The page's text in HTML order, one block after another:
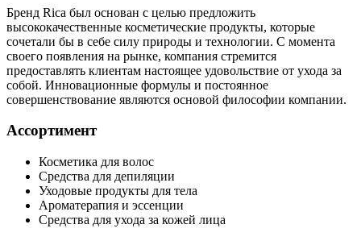
Бренд Rica был основан с целью предложить
высококачественные косметические продукты, которые
сочетали бы в себе силу природы и технологии. С момента
своего появления на рынке, компания стремится
предоставлять клиентам настоящее удовольствие от ухода за
собой. Инновационные формулы и постоянное
совершенствование являются основой философии компании.
Ассортимент
Косметика для волос
Средства для депиляции
Уходовые продукты для тела
Ароматерапия и эссенции
Средства для ухода за кожей лица